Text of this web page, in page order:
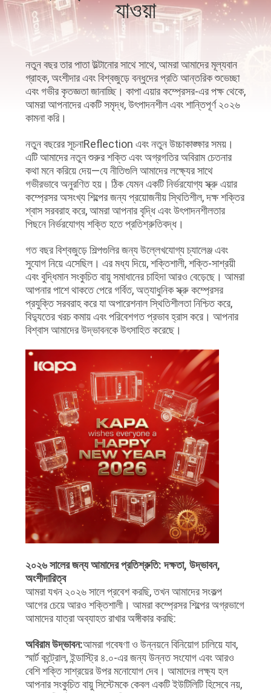
গুণমান
আমাদের
সাথে
সাইট
ম্যাপ
PRIVACY
POLICY
যাওয়া
নতুন বছর তার পাতা উল্টানোর সাথে সাথে, আমরা আমাদের মূল্যবান
গ্রাহক, অংশীদার এবং বিশ্বজুড়ে বন্ধুদের প্রতি আন্তরিক শুভেচ্ছা
এবং গভীর কৃতজ্ঞতা জানাচ্ছি। কাপা এয়ার কম্প্রেসর-এর পক্ষ থেকে,
আমরা আপনাদের একটি সমৃদ্ধ, উৎপাদনশীল এবং শান্তিপূর্ণ ২০২৬
কামনা করি।
নতুন বছরের সূচনাReflection এবং নতুন উচ্চাকাঙ্ক্ষার সময়।
এটি আমাদের নতুন শুরুর শক্তি এবং অগ্রগতির অবিরাম চেতনার
কথা মনে করিয়ে দেয়—যে নীতিগুলি আমাদের লক্ষ্যের সাথে
গভীরভাবে অনুরণিত হয়। ঠিক যেমন একটি নির্ভরযোগ্য স্ক্রু এয়ার
কম্প্রেসর অসংখ্য শিল্পের জন্য প্রয়োজনীয় স্থিতিশীল, দক্ষ শক্তির
শ্বাস সরবরাহ করে, আমরা আপনার বৃদ্ধি এবং উৎপাদনশীলতার
পিছনে নির্ভরযোগ্য শক্তি হতে প্রতিশ্রুতিবদ্ধ।
গত বছর বিশ্বজুড়ে শিল্পগুলির জন্য উল্লেখযোগ্য চ্যালেঞ্জ এবং
সুযোগ নিয়ে এসেছিল। এর মধ্য দিয়ে, শক্তিশালী, শক্তি-সাশ্রয়ী
এবং বুদ্ধিমান সংকুচিত বায়ু সমাধানের চাহিদা আরও বেড়েছে। আমরা
আপনার পাশে থাকতে পেরে গর্বিত, অত্যাধুনিক স্ক্রু কম্প্রেসর
প্রযুক্তি সরবরাহ করে যা অপারেশনাল স্থিতিশীলতা নিশ্চিত করে,
বিদ্যুতের খরচ কমায় এবং পরিবেশগত প্রভাব হ্রাস করে। আপনার
বিশ্বাস আমাদের উদ্ভাবনকে উৎসাহিত করেছে।
২০২৬ সালের জন্য আমাদের প্রতিশ্রুতি: দক্ষতা, উদ্ভাবন,
অংশীদারিত্ব
আমরা যখন ২০২৬ সালে প্রবেশ করছি, তখন আমাদের সংকল্প
আগের চেয়ে আরও শক্তিশালী। আমরা কম্প্রেসর শিল্পের অগ্রভাগে
আমাদের যাত্রা অব্যাহত রাখার অঙ্গীকার করছি:
অবিরাম উদ্ভাবন:আমরা গবেষণা ও উন্নয়নে বিনিয়োগ চালিয়ে যাব,
স্মার্ট কন্ট্রোল, ইন্ডাস্ট্রি ৪.০-এর জন্য উন্নত সংযোগ এবং আরও
বেশি শক্তি সাশ্রয়ের উপর মনোযোগ দেব। আমাদের লক্ষ্য হল
আপনার সংকুচিত বায়ু সিস্টেমকে কেবল একটি ইউটিলিটি হিসেবে নয়,